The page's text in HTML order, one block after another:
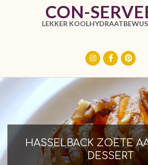
CON-
LEKKER
HASSELBACK ZOETE
DESSERT